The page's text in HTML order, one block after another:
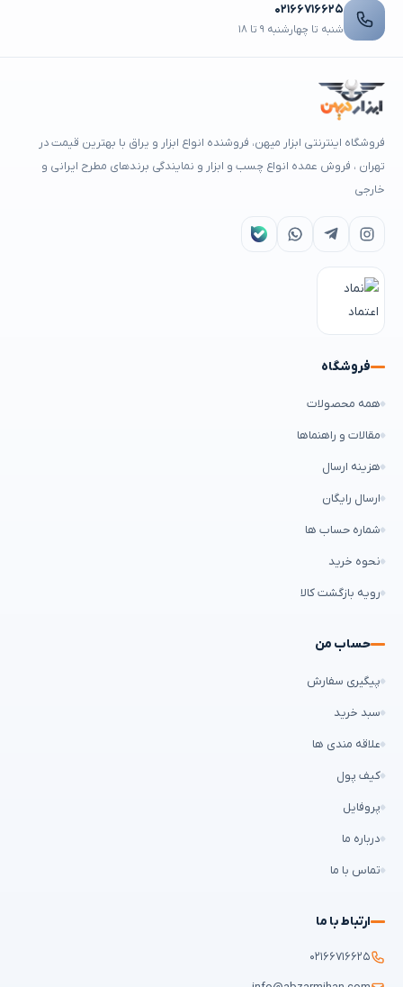
۰۲۱۶۶۷۱۶۶۲۵
شنبه تا چهارشنبه ۹ تا ۱۸
فروشگاه اینترنتی ابزار میهن، فروشنده انواع ابزار و یراق با بهترین قیمت در
تهران ، فروش عمده انواع چسب و ابزار و نمایندگی برندهای مطرح ایرانی و
خارجی
فروشگاه
همه محصولات
مقالات و راهنماها
هزینه ارسال
ارسال رایگان
شماره حساب ها
نحوه خرید
رویه بازگشت کالا
حساب من
پیگیری سفارش
سبد خرید
علاقه مندی ها
کیف پول
پروفایل
درباره ما
تماس با ما
ارتباط با ما
۰۲۱۶۶۷۱۶۶۲۵